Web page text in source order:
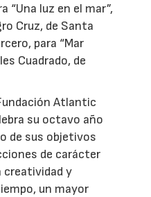
“Una luz en el mar”,
Cruz, de Santa
para “Mar
Cuadrado, de
Atlantic
su octavo año
de sus objetivos
de carácter
y
un mayor